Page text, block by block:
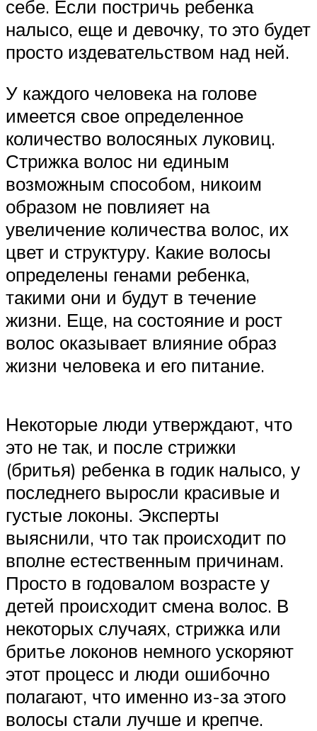
себе. Если постричь ребенка
налысо, еще и девочку, то это будет
просто издевательством над ней.
У каждого человека на голове
имеется свое определенное
количество волосяных луковиц.
Стрижка волос ни единым
возможным способом, никоим
образом не повлияет на
увеличение количества волос, их
цвет и структуру. Какие волосы
определены генами ребенка,
такими они и будут в течение
жизни. Еще, на состояние и рост
волос оказывает влияние образ
жизни человека и его питание.
Некоторые люди утверждают, что
это не так, и после стрижки
(бритья) ребенка в годик налысо, у
последнего выросли красивые и
густые локоны. Эксперты
выяснили, что так происходит по
вполне естественным причинам.
Просто в годовалом возрасте у
детей происходит смена волос. В
некоторых случаях, стрижка или
бритье локонов немного ускоряют
этот процесс и люди ошибочно
полагают, что именно из-за этого
волосы стали лучше и крепче.